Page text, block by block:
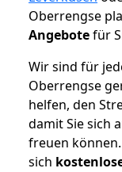
Oberrengse
Angebotefür
Wir sind für
Oberrengse
helfen, den
damit Sie sich
freuen können.
sich